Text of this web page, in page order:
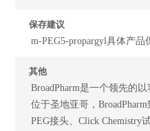
保存建议
m-PEG5-propargyl具体产品
其他
BroadPharm是一个领先的
位于圣地亚哥，
PEG接头、Click Chemistry